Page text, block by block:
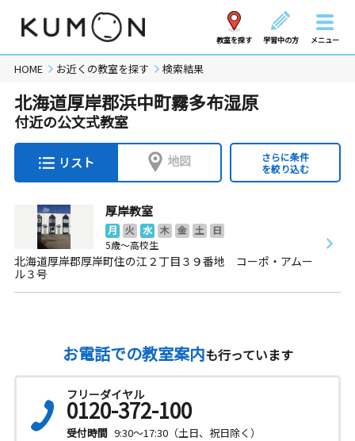
教室を探す 学習中の方 メニュー
HOME お近くの教室を探す 検索結果
北海道厚岸郡浜中町霧多布湿原
付近の公文式教室
リスト 地図
さらに条件
を絞り込む
厚岸教室
月 火 水 木 金 土
日
5歳～高校生
北海道厚岸郡厚岸町住の江２丁目３９番地 コーポ・アムー
ル３号
お電話での教室案内も行っています
フリーダイヤル
0120-372-100
受付時間 9:30～17:30（土日、祝日除く）